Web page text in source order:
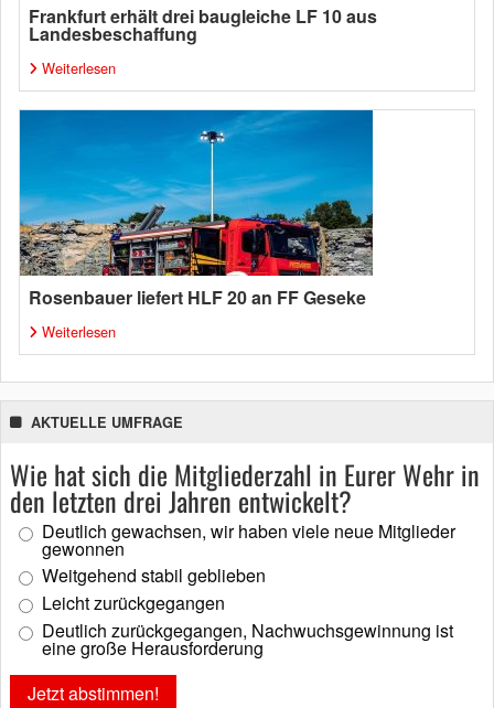
Frankfurt erhält drei baugleiche LF 10 aus
Landesbeschaffung
Weiterlesen
Rosenbauer liefert HLF 20 an FF Geseke
Weiterlesen
AKTUELLE UMFRAGE
Wie hat sich die Mitgliederzahl in Eurer Wehr in
den letzten drei Jahren entwickelt?
Deutlich gewachsen, wir haben viele neue Mitglieder
gewonnen
Weitgehend stabil geblieben
Leicht zurückgegangen
Deutlich zurückgegangen, Nachwuchsgewinnung ist
eine große Herausforderung